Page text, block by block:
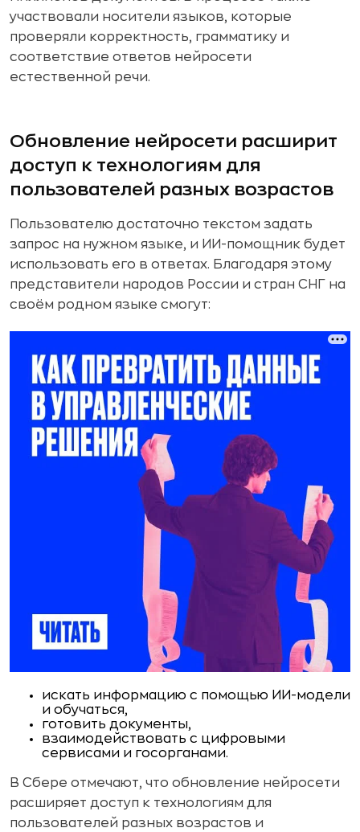
участвовали носители языков, которые
проверяли корректность, грамматику и
соответствие ответов нейросети
естественной речи.
Обновление нейросети расширит
доступ к технологиям для
пользователей разных возрастов
Пользователю достаточно текстом задать
запрос на нужном языке, и ИИ-помощник будет
использовать его в ответах. Благодаря этому
представители народов России и стран СНГ на
своём родном языке смогут:
искать информацию с помощью ИИ-модели
и обучаться,
готовить документы,
взаимодействовать с цифровыми
сервисами и госорганами.
В Сбере отмечают, что обновление нейросети
расширяет доступ к технологиям для
пользователей разных возрастов и